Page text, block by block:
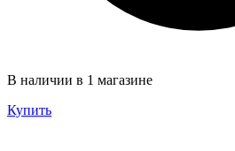
В наличии в 1 магазине
Купить